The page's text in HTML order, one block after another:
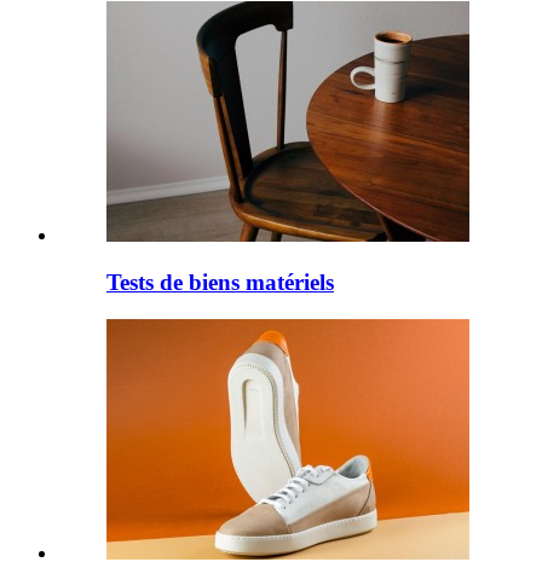
Tests de biens matériels